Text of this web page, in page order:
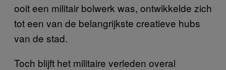
ooit een militair bolwerk was, ontwikkelde zich
tot een van de belangrijkste creatieve hubs
van de stad.
Toch blijft het militaire verleden overal